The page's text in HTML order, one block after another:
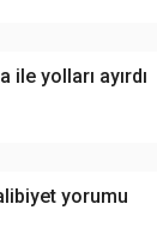
yolları ayırdı
yorumu